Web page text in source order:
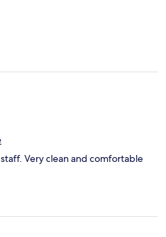
Very clean and comfortable